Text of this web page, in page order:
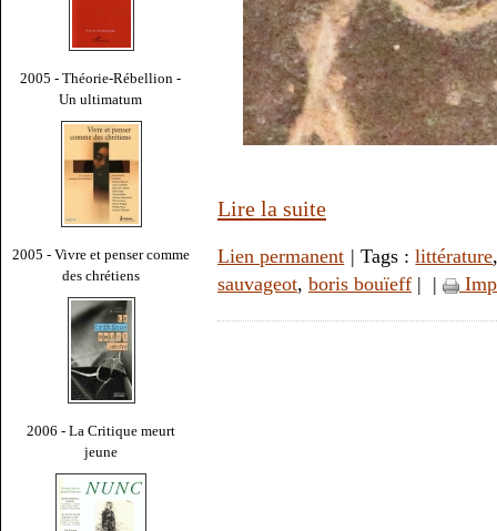
2005 - Théorie-Rébellion -
Un ultimatum
2005 - Vivre et penser comme
des chrétiens
2006 - La Critique meurt
jeune
Lire la suite
Lien permanent | Tags :littérature
sauvageot, boris bouïeff | |